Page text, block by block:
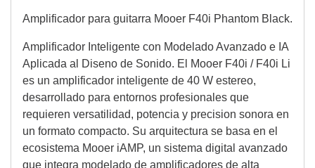
Amplificador para guitarra Mooer F40i Phantom Black.
Amplificador Inteligente con Modelado Avanzado e IA
Aplicada al Diseno de Sonido. El Mooer F40i / F40i Li
es un amplificador inteligente de 40 W estereo,
desarrollado para entornos profesionales que
requieren versatilidad, potencia y precision sonora en
un formato compacto. Su arquitectura se basa en el
ecosistema Mooer iAMP, un sistema digital avanzado
que integra modelado de amplificadores de alta